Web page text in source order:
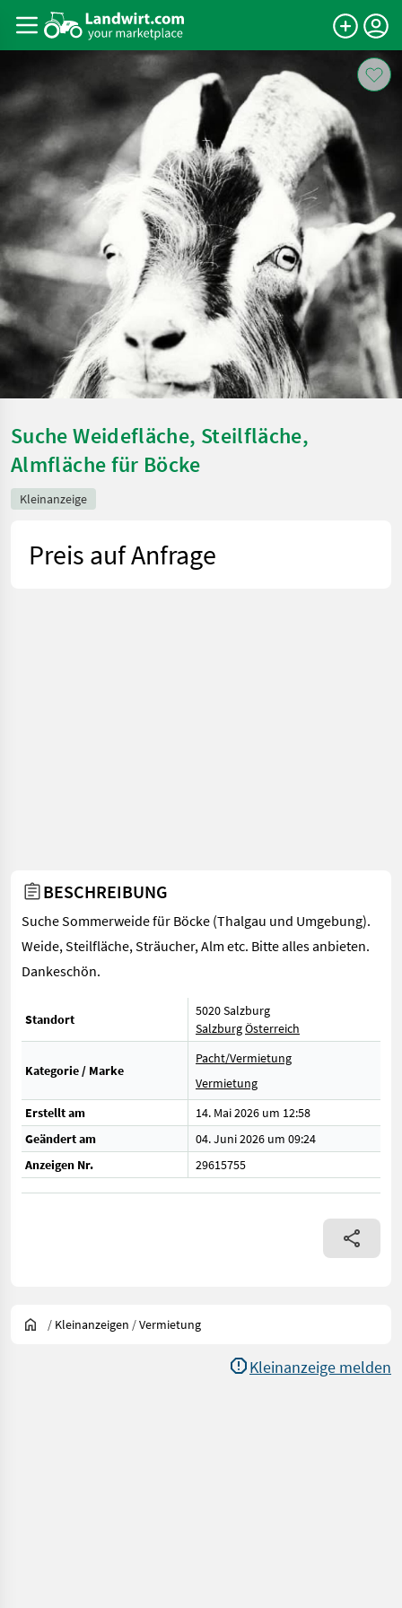
Suche Weidefläche, Steilfläche,
Almfläche für Böcke
Kleinanzeige
Preis auf Anfrage
BESCHREIBUNG
Suche Sommerweide für Böcke (Thalgau und Umgebung).
Weide, Steilfläche, Sträucher, Alm etc. Bitte alles anbieten.
Dankeschön.
Standort
5020 Salzburg
SalzburgÖsterreich
Kategorie / Marke
Pacht/Vermietung
Vermietung
Erstellt am
14. Mai 2026 um 12:58
Geändert am
04. Juni 2026 um 09:24
Anzeigen Nr.
29615755
/ Kleinanzeigen /Vermietung
Kleinanzeige melden